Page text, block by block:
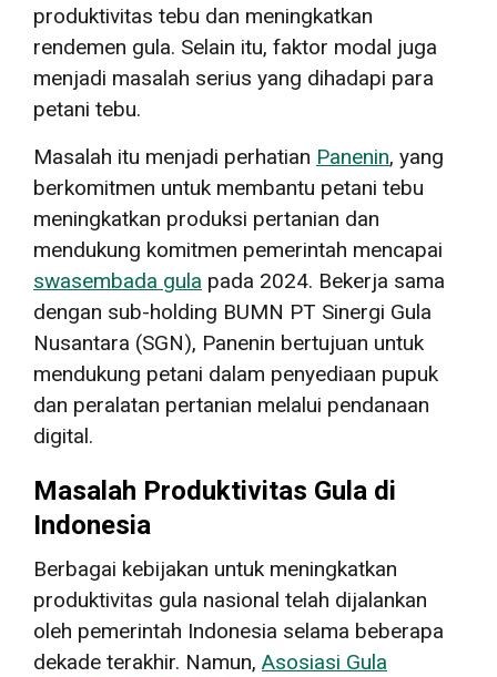
produktivitas tebu dan meningkatkan
rendemen gula. Selain itu, faktor modal juga
menjadi masalah serius yang dihadapi para
petani tebu.
Masalah itu menjadi perhatian Panenin, yang
berkomitmen untuk membantu petani tebu
meningkatkan produksi pertanian dan
mendukung komitmen pemerintah mencapai
swasembada gula pada 2024. Bekerja sama
dengan sub-holding BUMN PT Sinergi Gula
Nusantara (SGN), Panenin bertujuan untuk
mendukung petani dalam penyediaan pupuk
dan peralatan pertanian melalui pendanaan
digital.
Masalah Produktivitas Gula di
Indonesia
Berbagai kebijakan untuk meningkatkan
produktivitas gula nasional telah dijalankan
oleh pemerintah Indonesia selama beberapa
dekade terakhir. Namun, Asosiasi Gula